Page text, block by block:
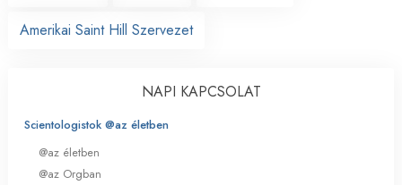
Amerikai Saint Hill Szervezet
NAPI KAPCSOLAT
Scientologistok @az életben
@az életben
@az Orgban